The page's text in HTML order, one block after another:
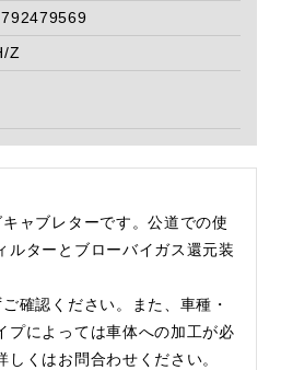
Z
ャブレターです。公道での使
ルターとブローバイガス還元装
確認ください。また、車種・
プによっては車体への加工が必
くはお問合わせください。